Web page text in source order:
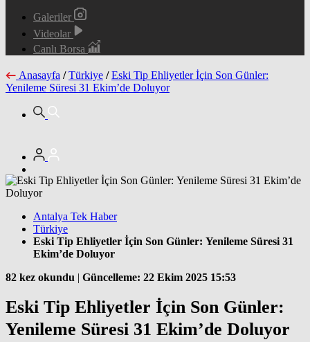
Galeriler
Videolar
Canlı Borsa
Anasayfa / Türkiye / Eski Tip Ehliyetler İçin Son Günler:
Yenileme Süresi 31 Ekim’de Doluyor
Antalya Tek Haber
Türkiye
Eski Tip Ehliyetler İçin Son Günler: Yenileme Süresi 31
Ekim’de Doluyor
82 kez okundu | Güncelleme: 22 Ekim 2025 15:53
Eski Tip Ehliyetler İçin Son Günler:
Yenileme Süresi 31 Ekim’de Doluyor